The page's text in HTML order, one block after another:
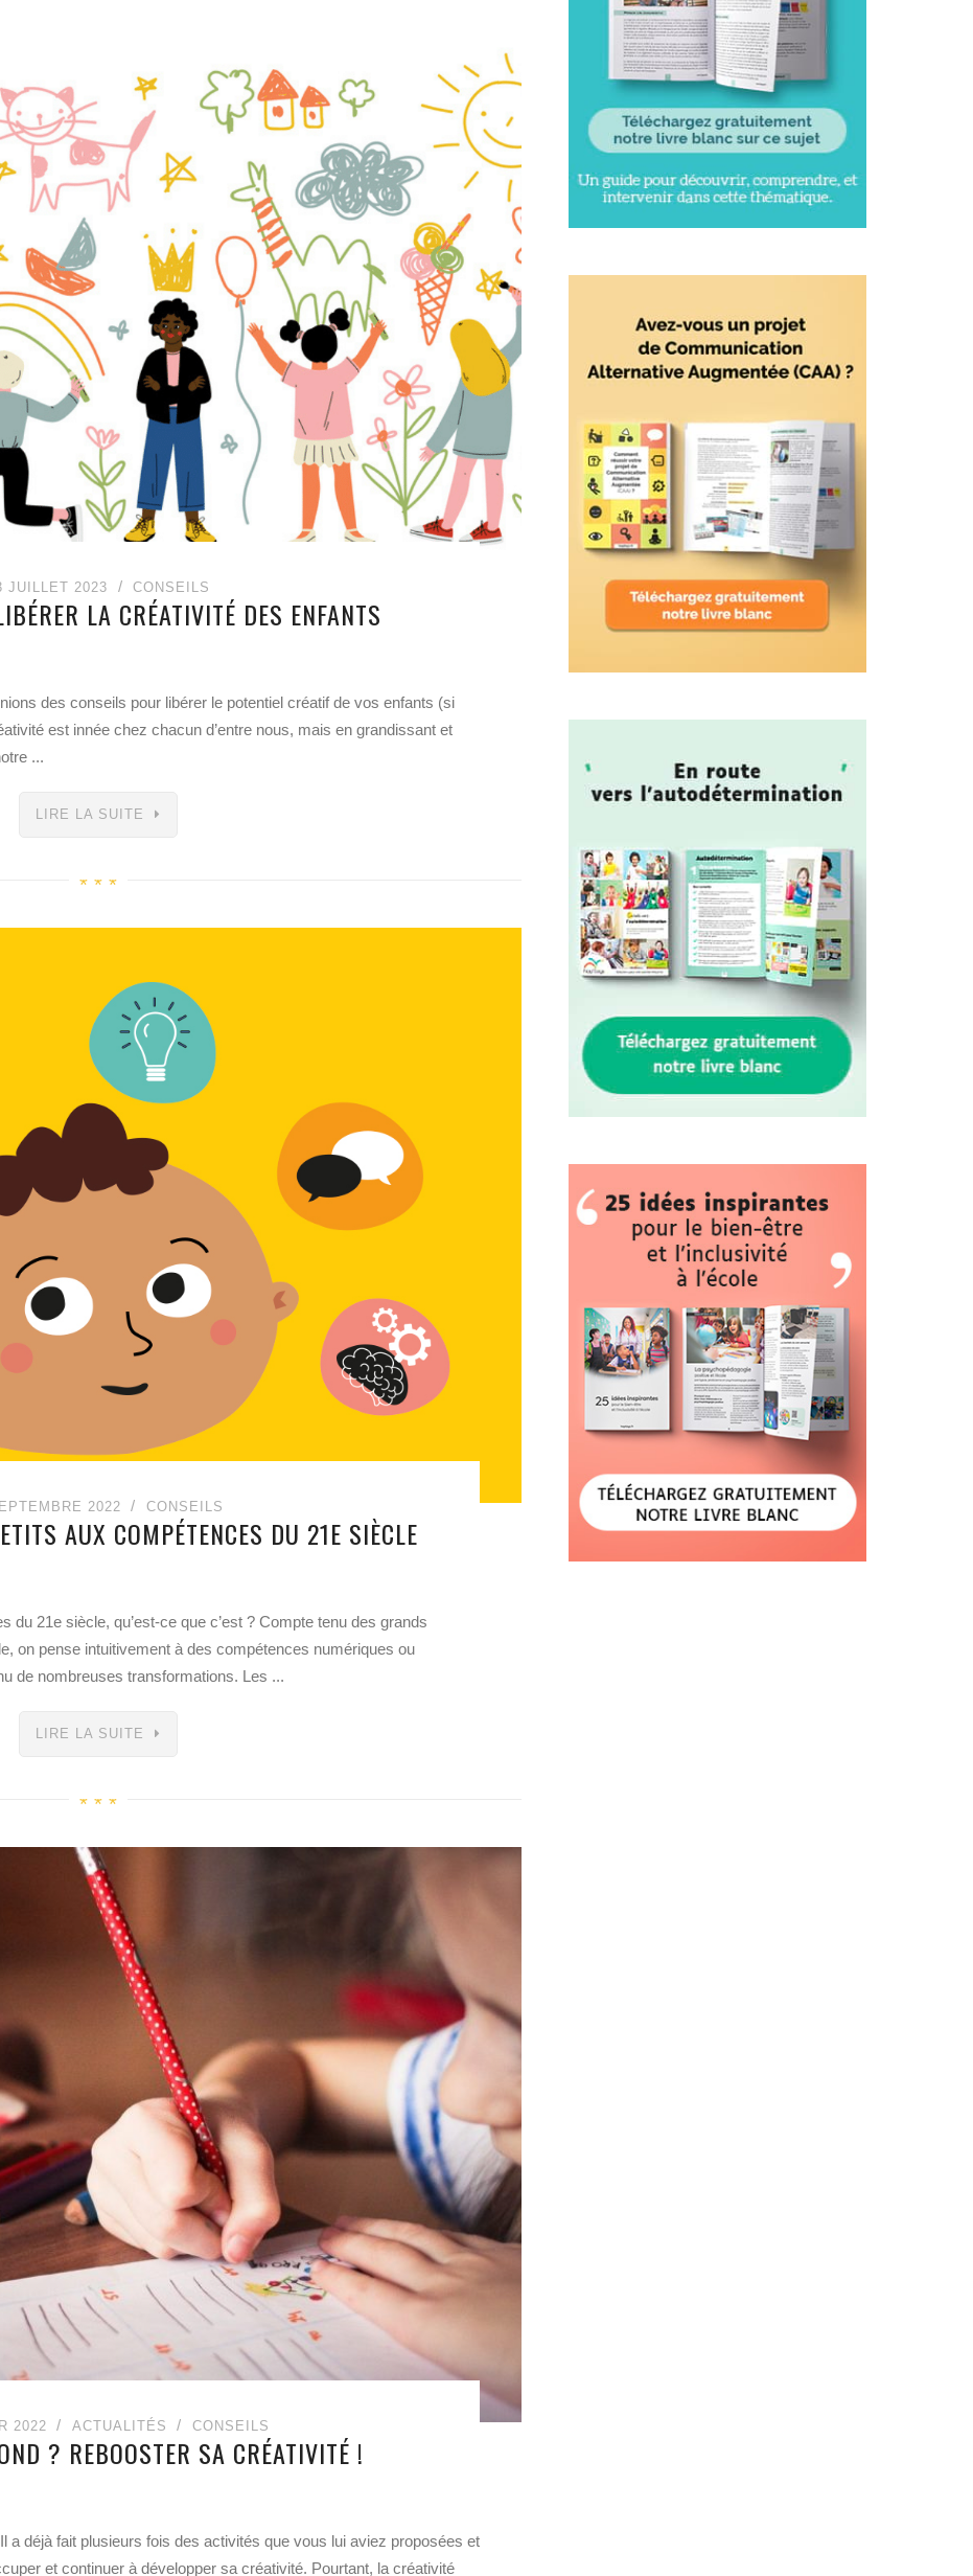
JUILLET 2023 CONSEILS
LA CRÉATIVITÉ DES ENFANTS
des conseils pour libérer le potentiel créatif de vos enfants (si
est innée chez chacun d’entre nous, mais en grandissant et
...
LIRE LA SUITE
2022 CONSEILS
AUX COMPÉTENCES DU 21E SIÈCLE
du 21e siècle, qu’est-ce que c’est ? Compte tenu des grands
on pense intuitivement à des compétences numériques ou
de nombreuses transformations. Les ...
LIRE LA SUITE
2022 ACTUALITÉS CONSEILS
? REBOOSTER SA CRÉATIVITÉ !
a déjà fait plusieurs fois des activités que vous lui aviez proposées et
et continuer à développer sa créativité. Pourtant, la créativité